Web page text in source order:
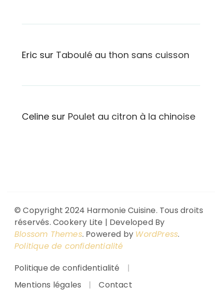
Eric sur Taboulé au thon sans cuisson
Celine sur Poulet au citron à la chinoise
© Copyright 2024 Harmonie Cuisine. Tous droits
réservés. Cookery Lite | Developed By
Blossom Themes. Powered by WordPress.
Politique de confidentialité
Politique de confidentialité
Mentions légales
Contact